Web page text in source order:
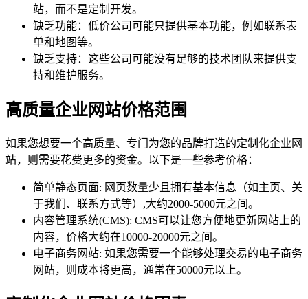
站，而不是定制开发。
缺乏功能：低价公司可能只提供基本功能，例如联系表
单和地图等。
缺乏支持：这些公司可能没有足够的技术团队来提供支
持和维护服务。
高质量企业网站价格范围
如果您想要一个高质量、专门为您的品牌打造的定制化企业网
站，则需要花费更多的资金。以下是一些参考价格：
简单静态页面: 网页数量少且拥有基本信息（如主页、关
于我们、联系方式等）,大约2000-5000元之间。
内容管理系统(CMS): CMS可以让您方便地更新网站上的
内容，价格大约在10000-20000元之间。
电子商务网站: 如果您需要一个能够处理交易的电子商务
网站，则成本将更高，通常在50000元以上。